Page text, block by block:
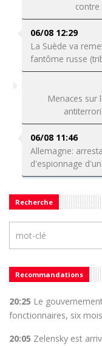
06/08 12:29
La Suède va
fantôme russe
Menaces sur
06/08 11:46
Allemagne:
d'espionnage
Recherche
Recommandations
20:25 Le
fonctionnaires, six
20:05 Zelensky est